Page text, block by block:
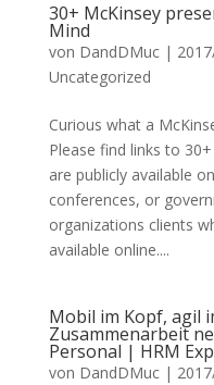
30+ McKinsey
Mind
von DandDMuc|
Uncategorized
Curious what a
Please find links to
are publicly available
conferences, or
organizations clients
available online....
Mobil im Kopf, agil
Zusammenarbeit
Personal | HRM
von DandDMuc|